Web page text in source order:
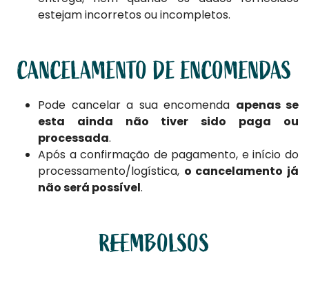
estejam incorretos ou incompletos.
CANCELAMENTO DE ENCOMENDAS
Pode cancelar a sua encomenda apenas se
esta ainda não tiver sido paga ou
processada.
Após a confirmação de pagamento, e início do
processamento/logística, o cancelamento já
não será possível.
REEMBOLSOS